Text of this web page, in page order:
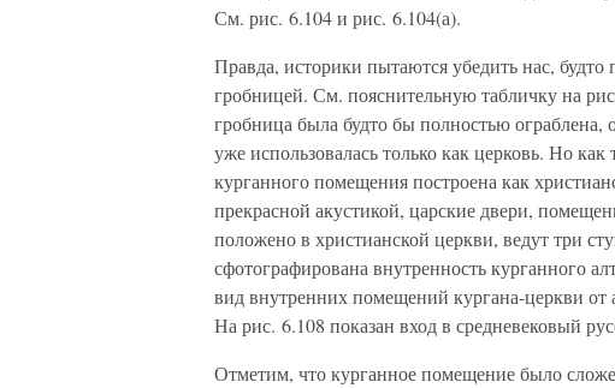
См. рис. 6.104 и рис. 6.104(а).
Правда, историки пытаются убедить нас, будто
гробницей. См. пояснительную табличку на
гробница была будто бы полностью ограблена,
уже использовалась только как церковь. Но
курганного помещения построена как
прекрасной акустикой, царские двери,
положено в христианской церкви, ведут три
сфотографирована внутренность курганного
вид внутренних помещений кургана-церкви
На рис. 6.108 показан вход в средневековый
Отметим, что курганное помещение было